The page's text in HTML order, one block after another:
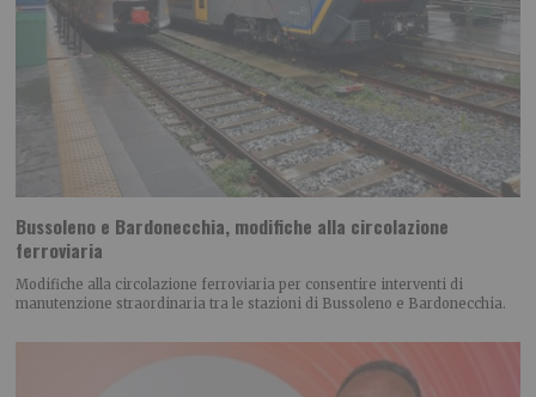
Bussoleno e Bardonecchia, modifiche alla circolazione
ferroviaria
Modifiche alla circolazione ferroviaria per consentire interventi di
manutenzione straordinaria tra le stazioni di Bussoleno e Bardonecchia.